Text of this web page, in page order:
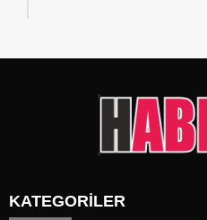
KATEGORİLER